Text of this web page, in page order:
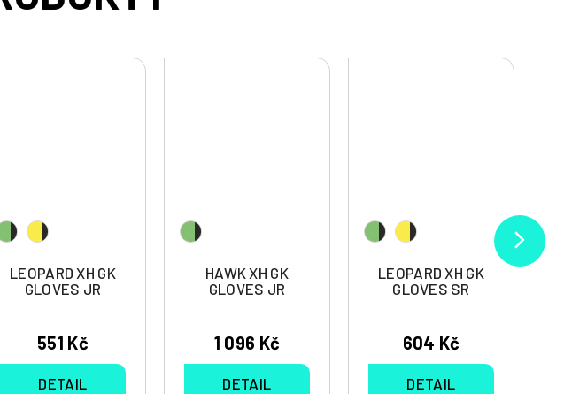
LEOPARD XH GK
GLOVES JR
551 Kč
DETAIL
HAWK XH GK
GLOVES JR
1 096 Kč
DETAIL
LEOPARD XH GK
GLOVES SR
604 Kč
DETAIL